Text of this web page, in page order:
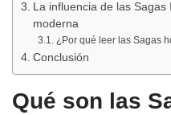
La influencia de las
moderna
¿Por qué leer las Sagas
Conclusión
Qué son las